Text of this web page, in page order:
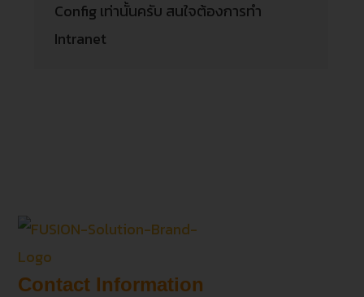
Config เท่านั้นครับ สนใจต้องการทำ
Intranet
Contact Information